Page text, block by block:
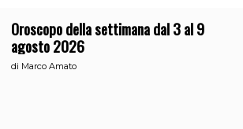
Oroscopo della settimana dal 3 al 9
agosto 2026
di Marco Amato